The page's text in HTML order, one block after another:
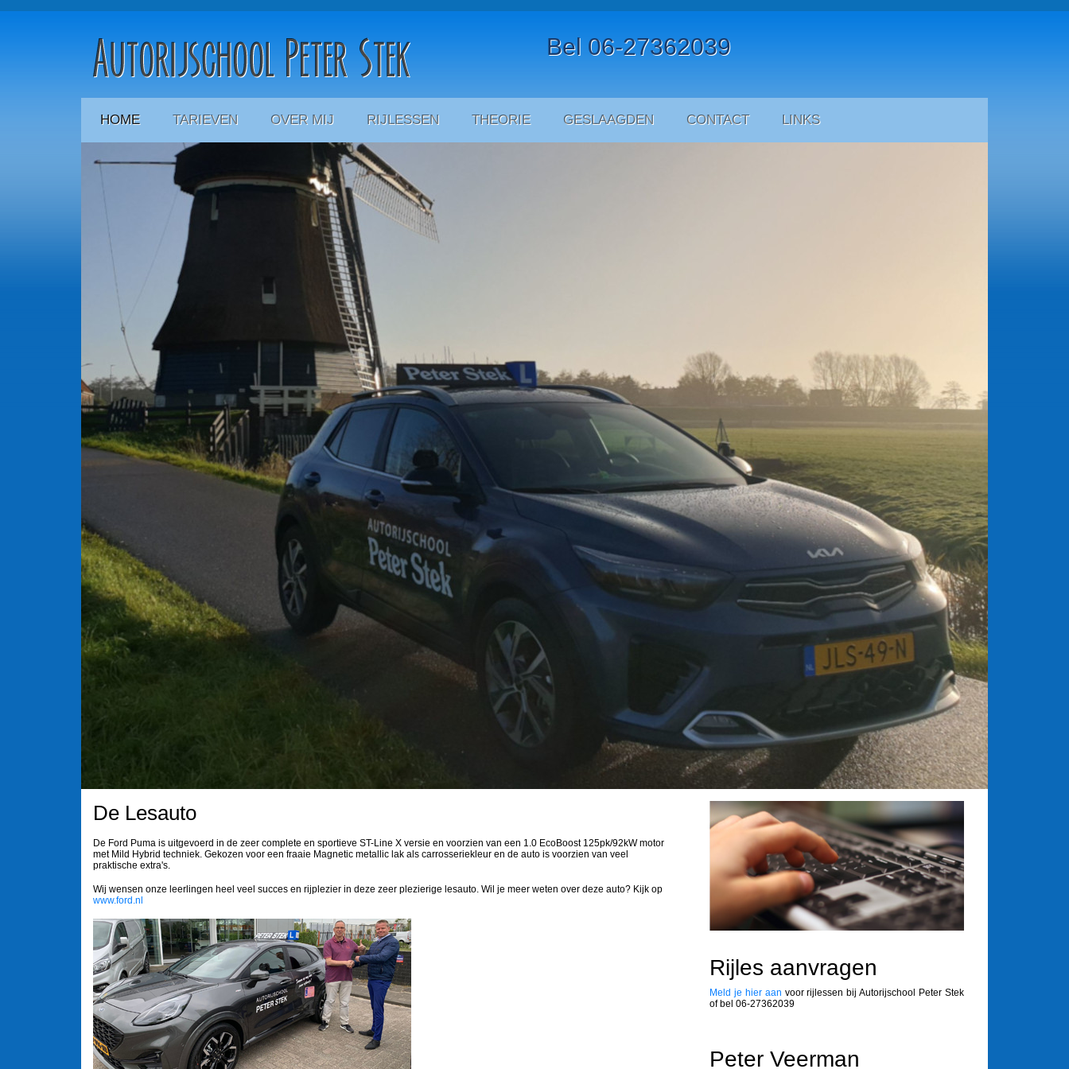
Bel 06-27362039
HOME(CURRENT)
TARIEVEN OVER MIJ RIJLESSEN THEORIE GESLAAGDEN CONTACT LINKS
De Lesauto
De Ford Puma is uitgevoerd in de zeer complete en sportieve ST-Line X versie en voorzien van een 1.0 EcoBoost 125pk/92kW motor
met Mild Hybrid techniek. Gekozen voor een fraaie Magnetic metallic lak als carrosseriekleur en de auto is voorzien van veel
praktische extra's.
Wij wensen onze leerlingen heel veel succes en rijplezier in deze zeer plezierige lesauto. Wil je meer weten over deze auto? Kijk op
www.ford.nl
Rijles aanvragen
Meld je hier aan voor rijlessen bij Autorijschool Peter Stek
of bel 06-27362039
Peter Veerman